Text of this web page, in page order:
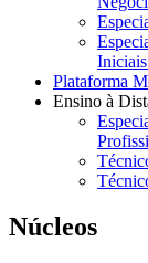
Plataforma
Ensino à
Núcleos